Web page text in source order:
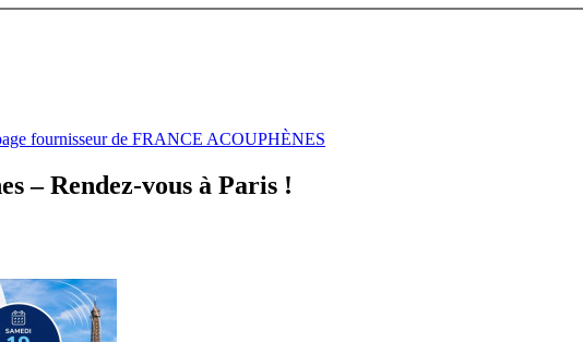
fournisseur de FRANCE ACOUPHÈNES
– Rendez-vous à Paris !